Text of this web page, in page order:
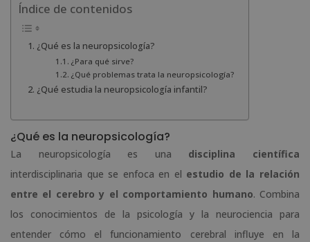
Índice de contenidos
¿Qué es la neuropsicología?
¿Para qué sirve?
¿Qué problemas trata la neuropsicología?
¿Qué estudia la neuropsicología infantil?
¿Qué es la neuropsicología?
La neuropsicología es una disciplina científica
interdisciplinaria que se enfoca en el estudio de la relación
entre el cerebro y el comportamiento humano. Combina
los conocimientos de la psicología y la neurociencia para
entender cómo el funcionamiento cerebral influye en la